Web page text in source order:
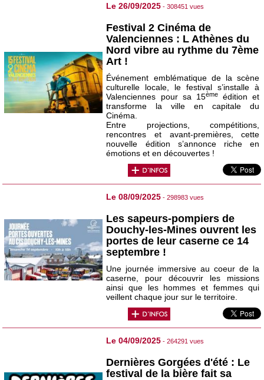
Le 26/09/2025 - 308451 vues
Festival 2 Cinéma de
Valenciennes : L Athènes du
Nord vibre au rythme du 7ème
Art !
Événement emblématique de la scène
culturelle locale, le festival s’installe à
Valenciennes pour sa 15ème
édition et
transforme la ville en capitale du
Cinéma.
Entre projections, compétitions,
rencontres et avant-premières, cette
nouvelle édition s’annonce riche en
émotions et en découvertes !
Le 08/09/2025 - 298983 vues
Les sapeurs-pompiers de
Douchy-les-Mines ouvrent les
portes de leur caserne ce 14
septembre !
Une journée immersive au coeur de la
caserne, pour découvrir les missions
ainsi que les hommes et femmes qui
veillent chaque jour sur le territoire.
Le 04/09/2025 - 264291 vues
Dernières Gorgées d'été : Le
festival de la bière fait sa